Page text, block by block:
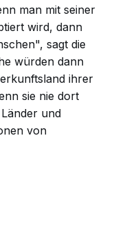
man mit seiner
wird, dann
sagt die
würden dann
ihrer
sie nie dort
und
von